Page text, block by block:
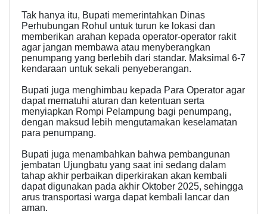
Tak hanya itu, Bupati memerintahkan Dinas
Perhubungan Rohul untuk turun ke lokasi dan
memberikan arahan kepada operator-operator rakit
agar jangan membawa atau menyberangkan
penumpang yang berlebih dari standar. Maksimal 6-7
kendaraan untuk sekali penyeberangan.
Bupati juga menghimbau kepada Para Operator agar
dapat mematuhi aturan dan ketentuan serta
menyiapkan Rompi Pelampung bagi penumpang,
dengan maksud lebih mengutamakan keselamatan
para penumpang.
Bupati juga menambahkan bahwa pembangunan
jembatan Ujungbatu yang saat ini sedang dalam
tahap akhir perbaikan diperkirakan akan kembali
dapat digunakan pada akhir Oktober 2025, sehingga
arus transportasi warga dapat kembali lancar dan
aman.